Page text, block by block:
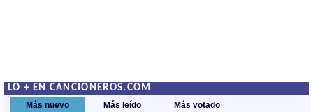
LO + EN CANCIONEROS.COM
Más nuevo Más leído Más votado